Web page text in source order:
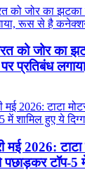
को जोर का
पर प्रतिबंध
2026: टाटा
पछाड़कर टॉप-5